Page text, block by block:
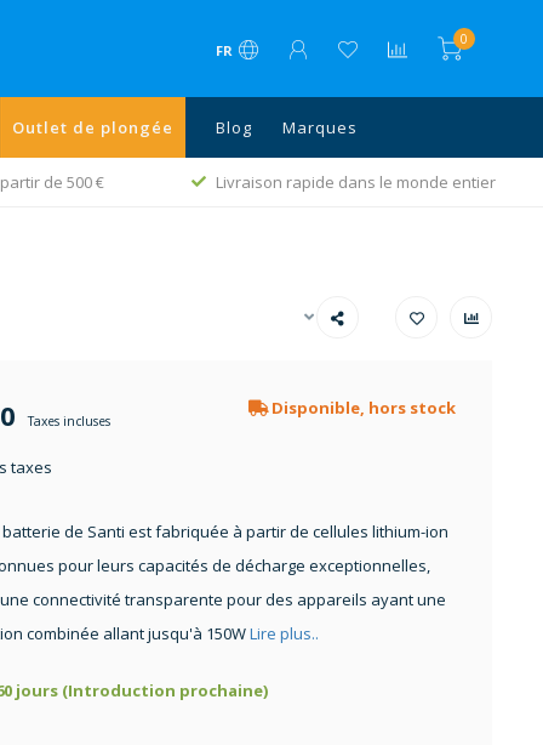
FR
0
Outlet de plongée Blog Marques
de 500 € Livraison rapide dans le monde entier
Taxes incluses
taxes
Disponible, hors stock
de Santi est fabriquée à partir de cellules lithium-ion
pour leurs capacités de décharge exceptionnelles,
connectivité transparente pour des appareils ayant une
combinée allant jusqu'à 150WLire plus..
jours (Introduction prochaine)